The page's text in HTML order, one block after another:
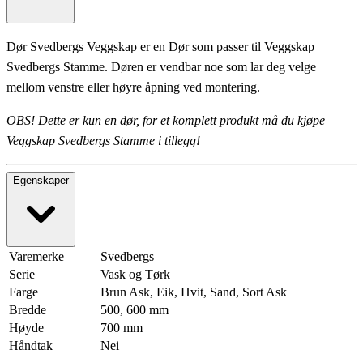
Dør Svedbergs Veggskap er en Dør som passer til Veggskap
Svedbergs Stamme. Døren er vendbar noe som lar deg velge
mellom venstre eller høyre åpning ved montering.
OBS! Dette er kun en dør, for et komplett produkt må du kjøpe
Veggskap Svedbergs Stamme i tillegg!
Egenskaper
Varemerke
Svedbergs
Serie
Vask og Tørk
Farge
Brun Ask, Eik, Hvit, Sand, Sort Ask
Bredde
500, 600 mm
Høyde
700 mm
Håndtak
Nei